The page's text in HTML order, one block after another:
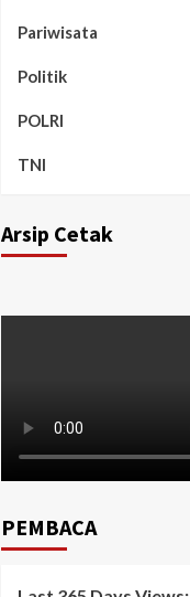
Pariwisata
Politik
POLRI
TNI
Arsip Cetak
PEMBACA